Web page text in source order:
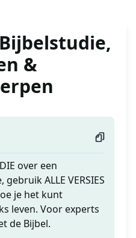
&
over een
ALLE VERSIES
je het kunt
leven. Voor experts
de Bijbel.